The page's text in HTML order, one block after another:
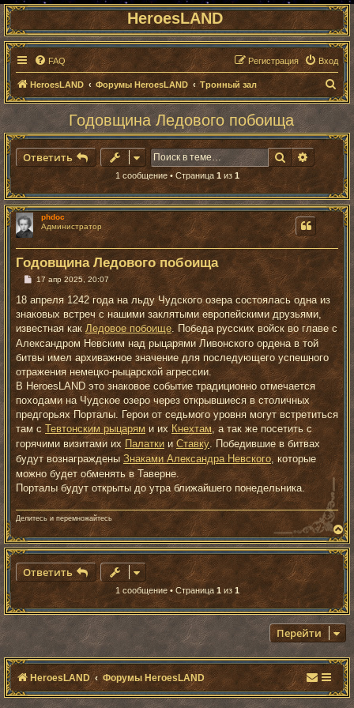
HeroesLAND
FAQ Вход
Регистрация
HeroesLAND Форумы HeroesLAND Тронный зал
П
о
с
Годовщина Ледового побоища
Ответить Поиск
1 сообщение • Страница 1из 1
phdoc
Администратор
Годовщина Ледового побоища
С
о
о
б
щ
е
и
е
17 апр 2025, 20:07
18 апреля 1242 года на льду Чудского озера состоялась одна из
знаковых встреч с нашими заклятыми европейскими друзьями,
известная какЛедовое побоище. Победа русских войск во главе с
Александром Невским над рыцарями Ливонского ордена в той
битвы имел архиважное значение для последующего успешного
отражения немецко-рыцарской агрессии.
В HeroesLAND это знаковое событие традиционно отмечается
походами на Чудское озеро через открывшиеся в столичных
предгорьях Порталы. Герои от седьмого уровня могут встретиться
там с Тевтонским рыцарям и их Кнехтам, а так же посетить с
горячими визитами их Палатки иСтавку. Победившие в битвах
будут вознаграждены Знаками Александра Невского, которые
можно будет обменять в Таверне.
Порталы будут открыты до утра ближайшего понедельника.
Делитесь и перемножайтесь
В
е
р
н
у
ь
с
я
к
н
ч
а
л
у
Ответить
1 сообщение • Страница 1из 1
Перейти
HeroesLAND Форумы HeroesLAND